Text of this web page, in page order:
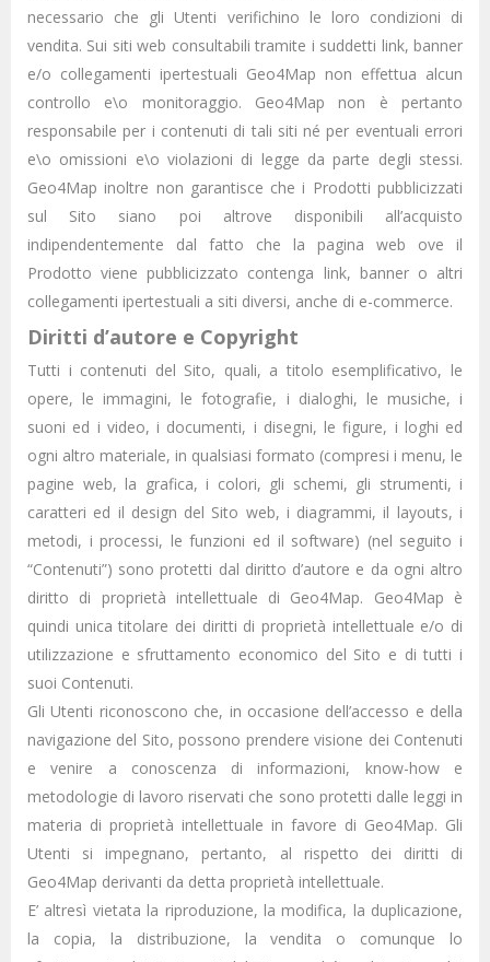
necessario che gli Utenti verifichino le loro condizioni di
vendita. Sui siti web consultabili tramite i suddetti link, banner
e/o collegamenti ipertestuali Geo4Map non effettua alcun
controllo e\o monitoraggio. Geo4Map non è pertanto
responsabile per i contenuti di tali siti né per eventuali errori
e\o omissioni e\o violazioni di legge da parte degli stessi.
Geo4Map inoltre non garantisce che i Prodotti pubblicizzati
sul Sito siano poi altrove disponibili all’acquisto
indipendentemente dal fatto che la pagina web ove il
Prodotto viene pubblicizzato contenga link, banner o altri
collegamenti ipertestuali a siti diversi, anche di e-commerce.
Diritti d’autore e Copyright
Tutti i contenuti del Sito, quali, a titolo esemplificativo, le
opere, le immagini, le fotografie, i dialoghi, le musiche, i
suoni ed i video, i documenti, i disegni, le figure, i loghi ed
ogni altro materiale, in qualsiasi formato (compresi i menu, le
pagine web, la grafica, i colori, gli schemi, gli strumenti, i
caratteri ed il design del Sito web, i diagrammi, il layouts, i
metodi, i processi, le funzioni ed il software) (nel seguito i
“Contenuti”) sono protetti dal diritto d’autore e da ogni altro
diritto di proprietà intellettuale di Geo4Map. Geo4Map è
quindi unica titolare dei diritti di proprietà intellettuale e/o di
utilizzazione e sfruttamento economico del Sito e di tutti i
suoi Contenuti.
Gli Utenti riconoscono che, in occasione dell’accesso e della
navigazione del Sito, possono prendere visione dei Contenuti
e venire a conoscenza di informazioni, know-how e
metodologie di lavoro riservati che sono protetti dalle leggi in
materia di proprietà intellettuale in favore di Geo4Map. Gli
Utenti si impegnano, pertanto, al rispetto dei diritti di
Geo4Map derivanti da detta proprietà intellettuale.
E’ altresì vietata la riproduzione, la modifica, la duplicazione,
la copia, la distribuzione, la vendita o comunque lo